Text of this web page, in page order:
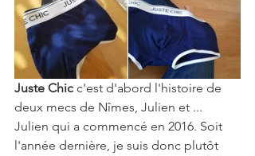
Juste Chic c'est d'abord l'histoire de
deux mecs de Nîmes, Julien et ...
Julien qui a commencé en 2016. Soit
l'année dernière, je suis donc plutôt